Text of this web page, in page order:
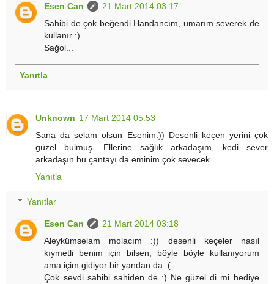
Esen Can
21 Mart 2014 03:17
Sahibi de çok beğendi Handancım, umarım severek de
kullanır :)
Sağol...
Yanıtla
Unknown 17 Mart 2014 05:53
Sana da selam olsun Esenim:)) Desenli keçen yerini çok
güzel bulmuş. Ellerine sağlık arkadaşım, kedi sever
arkadaşın bu çantayı da eminim çok sevecek...
Yanıtla
Yanıtlar
Esen Can
21 Mart 2014 03:18
Aleykümselam molacım :)) desenli keçeler nasıl
kıymetli benim için bilsen, böyle böyle kullanıyorum
ama içim gidiyor bir yandan da :(
Çok sevdi sahibi sahiden de :) Ne güzel di mi hediye